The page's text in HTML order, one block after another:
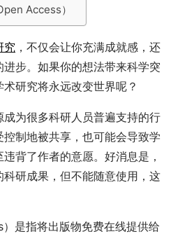
Access）
究 ，不仅会让你充满成就感，还
步。如果你的想法带来科学突
研究将永远改变世界呢？
为很多科研人员普遍支持的行
制地被共享，也可能会导致学
背了作者的意愿。好消息是，
研成果，但不能随意使用，这
是指将出版物免费在线提供给